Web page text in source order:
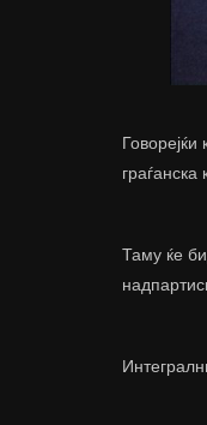
граѓанска
Таму ќе